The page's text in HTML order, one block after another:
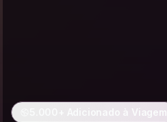
5.000+ Adicionado à Viagem